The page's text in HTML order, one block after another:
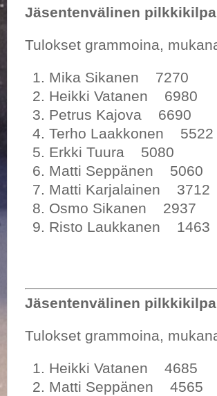
Jäsentenvälinen
Tulokset grammoina,
Mika Sikanen 7270
Heikki Vatanen 6980
Petrus Kajova 6690
Terho Laakkonen 5522
Erkki Tuura 5080
Matti Seppänen 5060
Matti Karjalainen 3712
Osmo Sikanen 2937
Risto Laukkanen 1463
Jäsentenvälinen
Tulokset grammoina,
Heikki Vatanen 4685
Matti Seppänen 4565